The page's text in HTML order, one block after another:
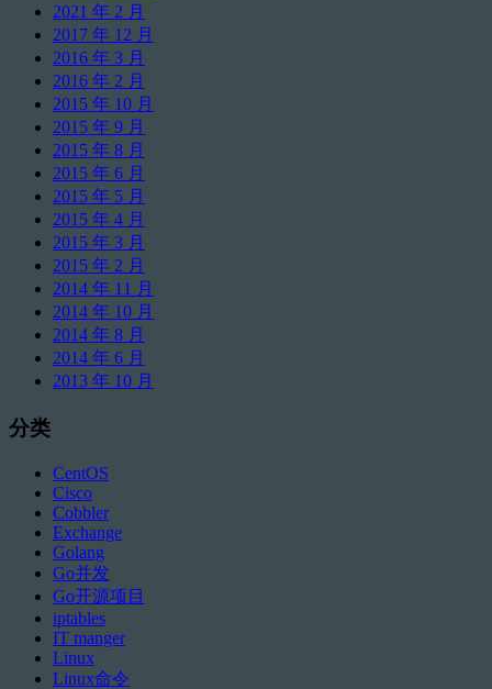
2021 年 2 月
2017 年 12 月
2016 年 3 月
2016 年 2 月
2015 年 10 月
2015 年 9 月
2015 年 8 月
2015 年 6 月
2015 年 5 月
2015 年 4 月
2015 年 3 月
2015 年 2 月
2014 年 11 月
2014 年 10 月
2014 年 8 月
2014 年 6 月
2013 年 10 月
分类
CentOS
Cisco
Cobbler
Exchange
Golang
Go并发
Go开源项目
iptables
IT manger
Linux
Linux命令